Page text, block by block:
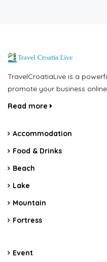
TravelCroatiaLive is a
promote your business
Read more
Accommodation
Food & Drinks
Beach
Lake
Mountain
Fortress
Event